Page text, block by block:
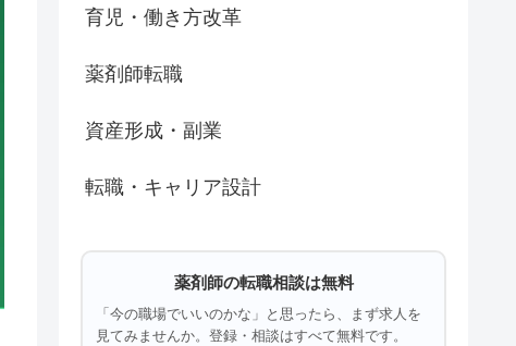
育児・働き方改革
薬剤師転職
資産形成・副業
転職・キャリア設計
薬剤師の転職相談は無料
「今の職場でいいのかな」と思ったら、まず求人を
見てみませんか。登録・相談はすべて無料です。